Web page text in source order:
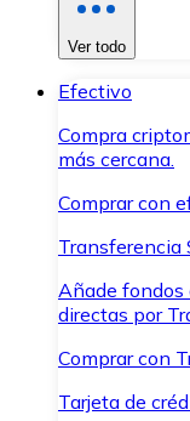
Ver todo
Efectivo
Compra
más cercana.
Comprar con
Transferencia
Añade fondos
directas por
Comprar con
Tarjeta de